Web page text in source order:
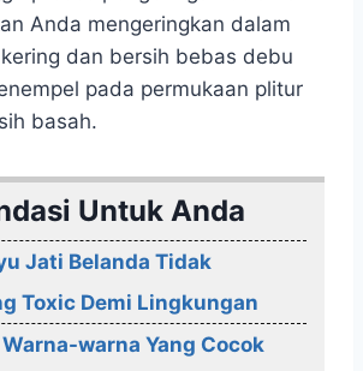
Anda mengeringkan dalam
dan bersih bebas debu
pada permukaan plitur
basah.
Untuk Anda
Jati Belanda Tidak
Toxic Demi Lingkungan
warna Yang Cocok